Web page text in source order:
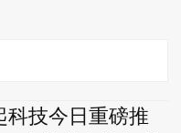
科技今日重磅推